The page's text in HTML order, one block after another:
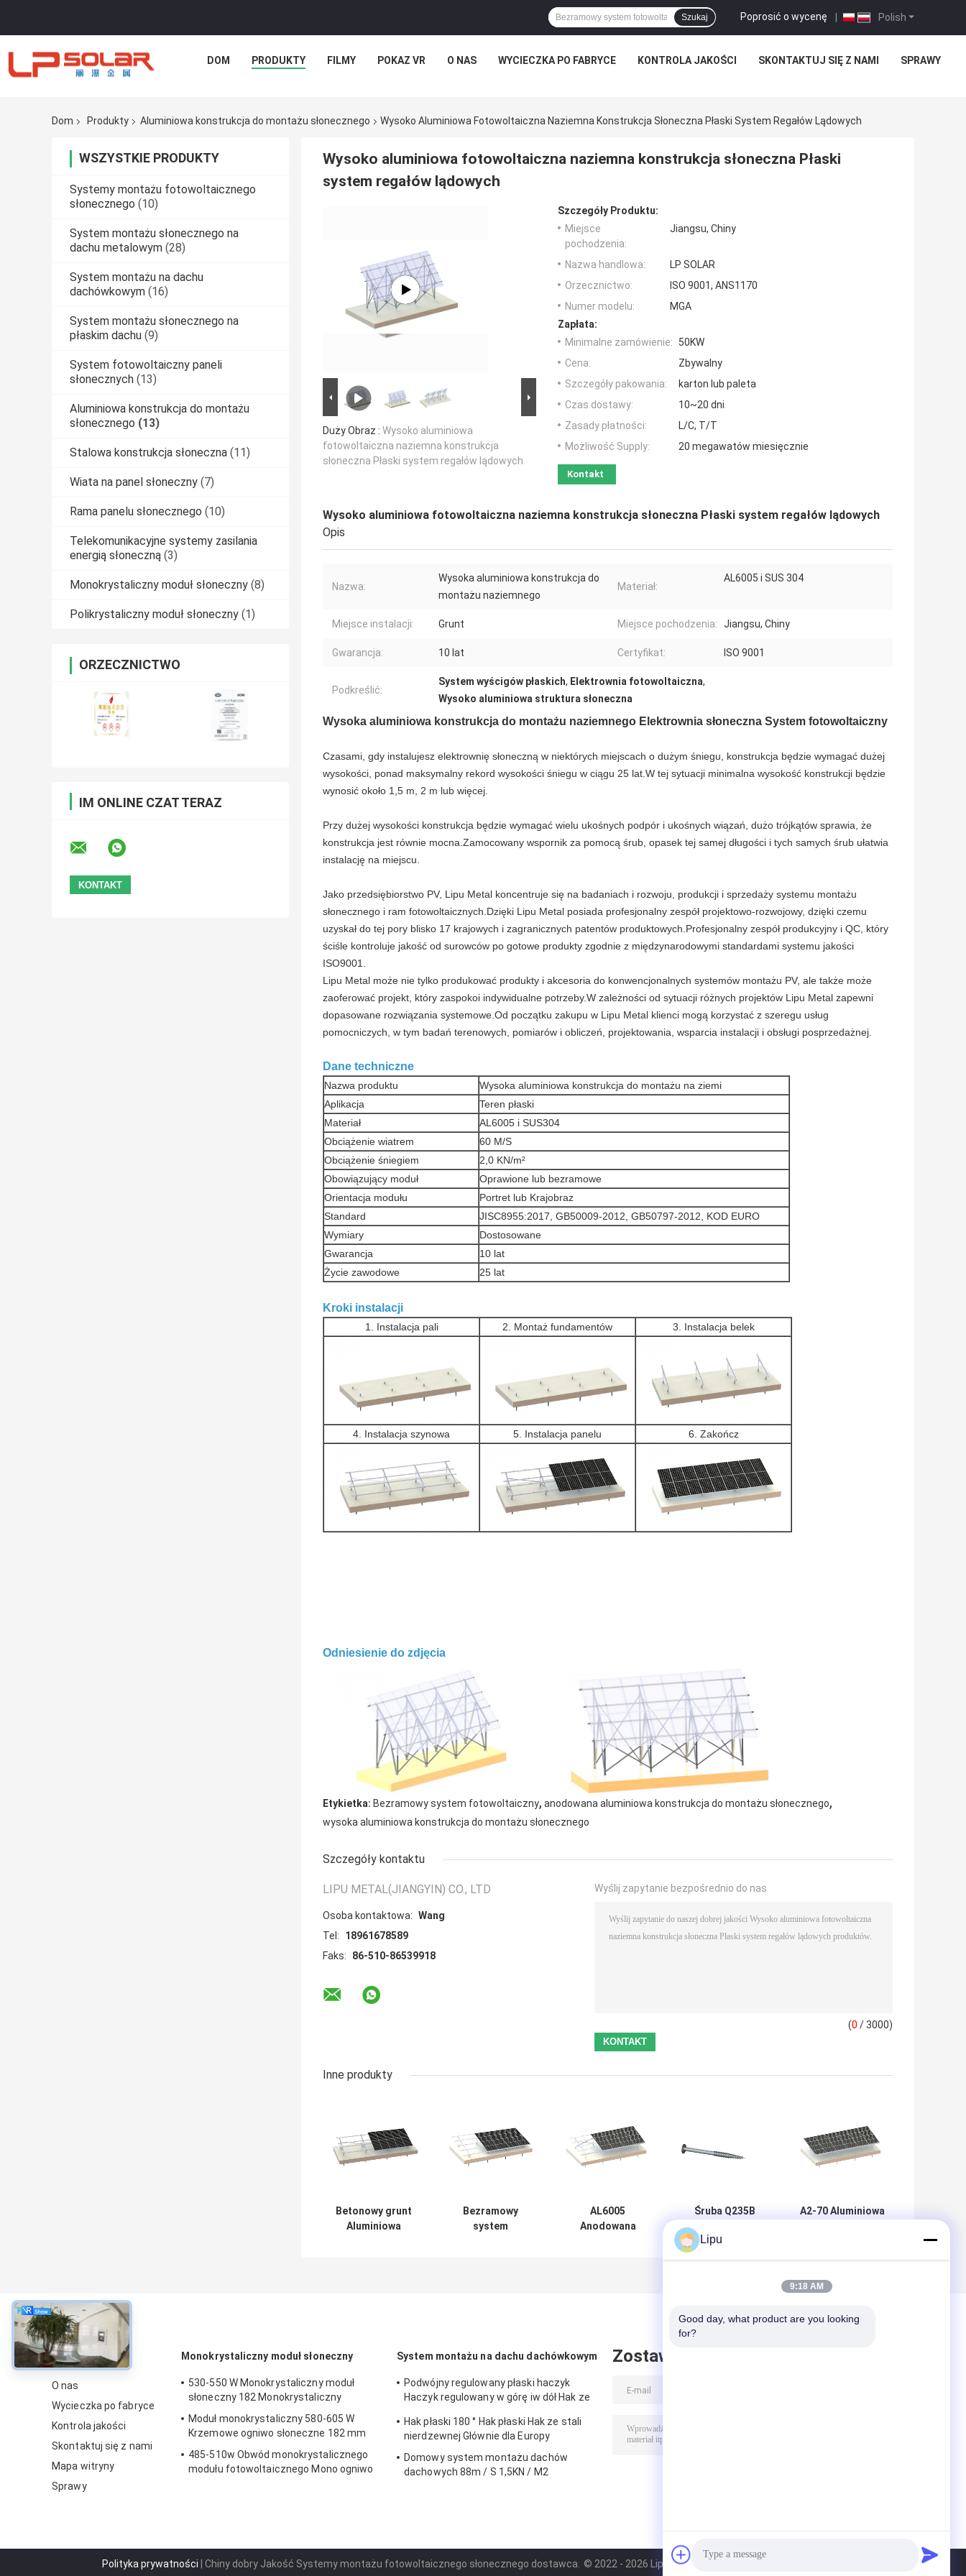
Polish
Poprosić o wycenę |
Szukaj
DOM PRODUKTY FILMY POKAZ VR O NAS WYCIECZKA PO FABRYCE KONTROLA JAKOŚCI SKONTAKTUJ SIĘ Z NAMI SPRAWY
Dom Produkty Aluminiowa konstrukcja do montażu słonecznego Wysoko Aluminiowa Fotowoltaiczna Naziemna Konstrukcja Słoneczna Płaski System Regałów Lądowych
WSZYSTKIE PRODUKTY
Systemy montażu fotowoltaicznego
słonecznego (10)
System montażu słonecznego na
dachu metalowym (28)
System montażu na dachu
dachówkowym (16)
System montażu słonecznego na
płaskim dachu (9)
System fotowoltaiczny paneli
słonecznych (13)
Aluminiowa konstrukcja do montażu
słonecznego (13)
Stalowa konstrukcja słoneczna (11)
Wiata na panel słoneczny (7)
Rama panelu słonecznego (10)
Telekomunikacyjne systemy zasilania
energią słoneczną (3)
Monokrystaliczny moduł słoneczny (8)
Polikrystaliczny moduł słoneczny (1)
ORZECZNICTWO
IM ONLINE CZAT TERAZ
Wysoko aluminiowa fotowoltaiczna naziemna konstrukcja słoneczna Płaski
system regałów lądowych
Duży Obraz : Wysoko aluminiowa
fotowoltaiczna naziemna konstrukcja
słoneczna Płaski system regałów lądowych
Szczegóły Produktu:
Miejsce
pochodzenia:
Jiangsu, Chiny
Nazwa handlowa:
LP SOLAR
Orzecznictwo:
ISO 9001, ANS1170
Numer modelu:
MGA
Zapłata:
Minimalne zamówienie:
50KW
Cena:
Zbywalny
Szczegóły pakowania:
karton lub paleta
Czas dostawy:
10~20 dni
Zasady płatności:
L/C, T/T
Możliwość Supply:
20 megawatów miesięcznie
Kontakt
Wysoko aluminiowa fotowoltaiczna naziemna konstrukcja słoneczna Płaski system regałów lądowych
Opis
Nazwa:
Wysoka aluminiowa konstrukcja do
montażu naziemnego
Materiał:
AL6005 i SUS 304
Miejsce instalacji: Grunt Miejsce pochodzenia: Jiangsu, Chiny
Gwarancja: 10 lat Certyfikat: ISO 9001
Podkreślić:
System wyścigów płaskich, Elektrownia fotowoltaiczna,
Wysoko aluminiowa struktura słoneczna
Wysoka aluminiowa konstrukcja do montażu naziemnego Elektrownia słoneczna System fotowoltaiczny
Czasami, gdy instalujesz elektrownię słoneczną w niektórych miejscach o dużym śniegu, konstrukcja będzie wymagać dużej
wysokości, ponad maksymalny rekord wysokości śniegu w ciągu 25 lat.W tej sytuacji minimalna wysokość konstrukcji będzie
wynosić około 1,5 m, 2 m lub więcej.
Przy dużej wysokości konstrukcja będzie wymagać wielu ukośnych podpór i ukośnych wiązań, dużo trójkątów sprawia, że ​​
konstrukcja jest równie mocna.Zamocowany wspornik za pomocą śrub, opasek tej samej długości i tych samych śrub ułatwia
instalację na miejscu.
Jako przedsiębiorstwo PV, Lipu Metal koncentruje się na badaniach i rozwoju, produkcji i sprzedaży systemu montażu
słonecznego i ram fotowoltaicznych.Dzięki Lipu Metal posiada profesjonalny zespół projektowo-rozwojowy, dzięki czemu
uzyskał do tej pory blisko 17 krajowych i zagranicznych patentów produktowych.Profesjonalny zespół produkcyjny i QC, który
ściśle kontroluje jakość od surowców po gotowe produkty zgodnie z międzynarodowymi standardami systemu jakości
ISO9001.
Lipu Metal może nie tylko produkować produkty i akcesoria do konwencjonalnych systemów montażu PV, ale także może
zaoferować projekt, który zaspokoi indywidualne potrzeby.W zależności od sytuacji różnych projektów Lipu Metal zapewni
dopasowane rozwiązania systemowe.Od początku zakupu w Lipu Metal klienci mogą korzystać z szeregu usług
pomocniczych, w tym badań terenowych, pomiarów i obliczeń, projektowania, wsparcia instalacji i obsługi posprzedażnej.
Dane techniczne
Nazwa produktu
Wysoka aluminiowa konstrukcja do montażu na ziemi
Aplikacja
Teren płaski
Materiał
AL6005 i SUS304
Obciążenie wiatrem
60 M/S
Obciążenie śniegiem
2,0 KN/m²
Obowiązujący moduł
Oprawione lub bezramowe
Orientacja modułu
Portret lub Krajobraz
Standard
JISC8955:2017, GB50009-2012, GB50797-2012, KOD EURO
Wymiary
Dostosowane
Gwarancja
10 lat
Życie zawodowe
25 lat
Kroki instalacji
1. Instalacja pali 2. Montaż fundamentów 3. Instalacja belek
4. Instalacja szynowa 5. Instalacja panelu 6. Zakończ
Odniesienie do zdjęcia
Etykietka: Bezramowy system fotowoltaiczny, anodowana aluminiowa konstrukcja do montażu słonecznego,
wysoka aluminiowa konstrukcja do montażu słonecznego
Szczegóły kontaktu
LIPU METAL(JIANGYIN) CO., LTD
Osoba kontaktowa: Wang
Tel:
18961678589
Faks:
86-510-86539918
Wyślij zapytanie bezpośrednio do nas
(0 / 3000)
Inne produkty
Betonowy grunt
Aluminiowa
Bezramowy
system
AL6005
Anodowana
Śruba Q235B
Systemy regałów
solarnych do
solarna
A2-70 Aluminiowa
uziemienia
O
O nas
Wycieczka po fabryce
Kontrola jakości
Skontaktuj się z nami
Mapa witryny
Sprawy
Monokrystaliczny moduł słoneczny
530-550 W Monokrystaliczny moduł
słoneczny 182 Monokrystaliczny
Moduł monokrystaliczny 580-605 W
Krzemowe ogniwo słoneczne 182 mm
485-510w Obwód monokrystalicznego
modułu fotowoltaicznego Mono ogniwo
System montażu na dachu dachówkowym
Podwójny regulowany płaski haczyk
Haczyk regulowany w górę iw dół Hak ze
Hak płaski 180 ° Hak płaski Hak ze stali
nierdzewnej Głównie dla Europy
Domowy system montażu dachów
dachowych 88m / S 1,5KN / M2
Zostaw wiadomość
Polityka prywatności | Chiny dobry Jakość Systemy montażu fotowoltaicznego słonecznego dostawca. © 2022 - 2026 Lipu Metal(Jiangyin) Co., Ltd. All Rights Reserved.
Lipu
9:18 AM
Good day, what product are you looking
for?